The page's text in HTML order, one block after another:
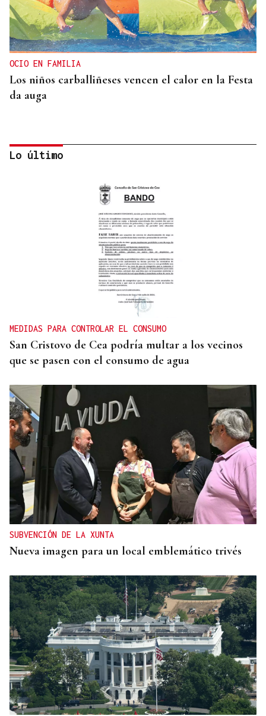
OCIO EN FAMILIA
Los niños carballiñeses vencen el calor en la Festa
da auga
ARREDOR DE 300 PERSOAS
Galería | A Festa da Palabra acolle a entrega dos
Premios Ínsua dos Poetas 2026
Lo último
MEDIDAS PARA CONTROLAR EL CONSUMO
San Cristovo de Cea podría multar a los vecinos
que se pasen con el consumo de agua
SUBVENCIÓN DE LA XUNTA
Nueva imagen para un local emblemático trivés